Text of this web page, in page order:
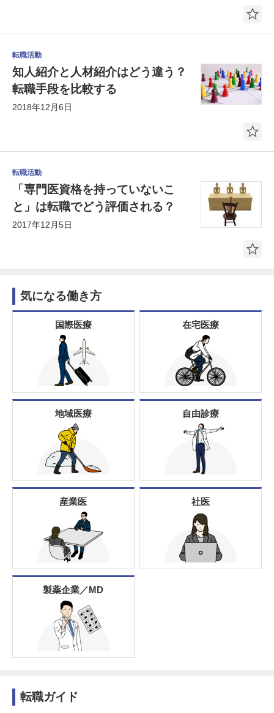
転職活動
知人紹介と人材紹介はどう違う？
転職手段を比較する
2018年12月6日
転職活動
「専門医資格を持っていないこ
と」は転職でどう評価される？
2017年12月5日
気になる働き方
国際医療 在宅医療
地域医療 自由診療
産業医 社医
製薬企業／MD
転職ガイド